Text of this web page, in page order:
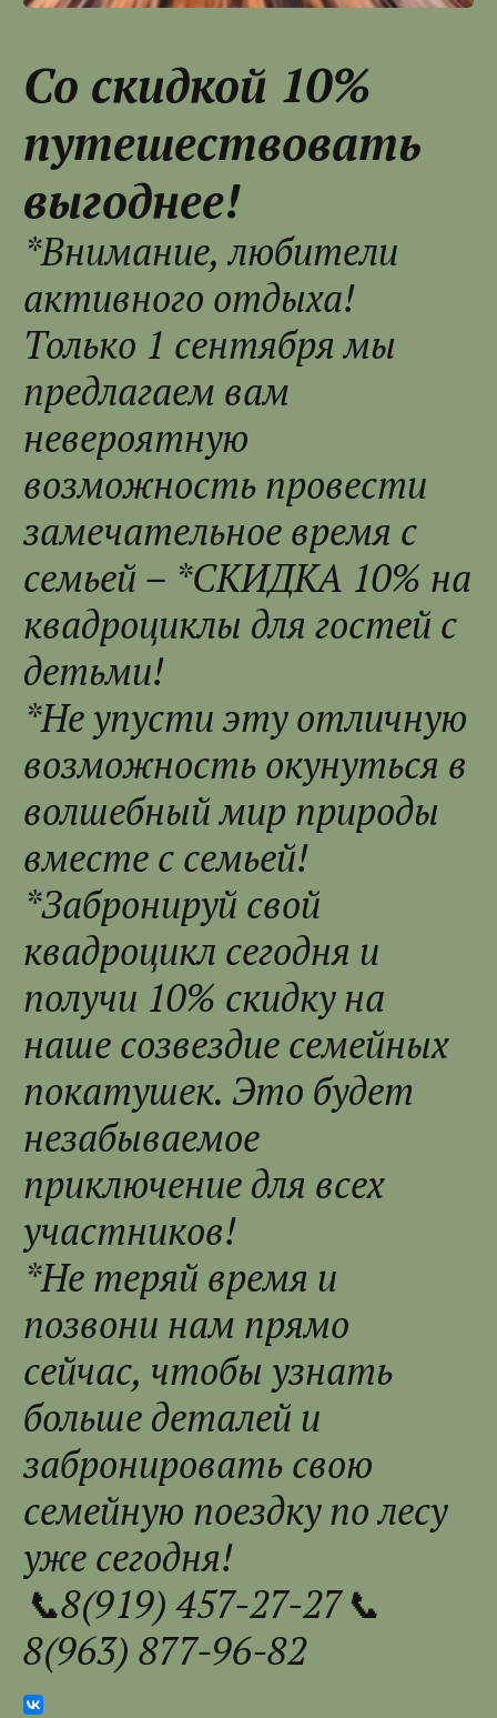
Со скидкой 10%
путешествовать
выгоднее!
*Внимание, любители
активного отдыха!
Только 1 сентября мы
предлагаем вам
невероятную
возможность провести
замечательное время с
семьей – *СКИДКА 10% на
квадроциклы для гостей с
детьми!
*Не упусти эту отличную
возможность окунуться в
волшебный мир природы
вместе с семьей!
*Забронируй свой
квадроцикл сегодня и
получи 10% скидку на
наше созвездие семейных
покатушек. Это будет
незабываемое
приключение для всех
участников!
*Не теряй время и
позвони нам прямо
сейчас, чтобы узнать
больше деталей и
забронировать свою
семейную поездку по лесу
уже сегодня!
📞8(919) 457-27-27📞
8(963) 877-96-82